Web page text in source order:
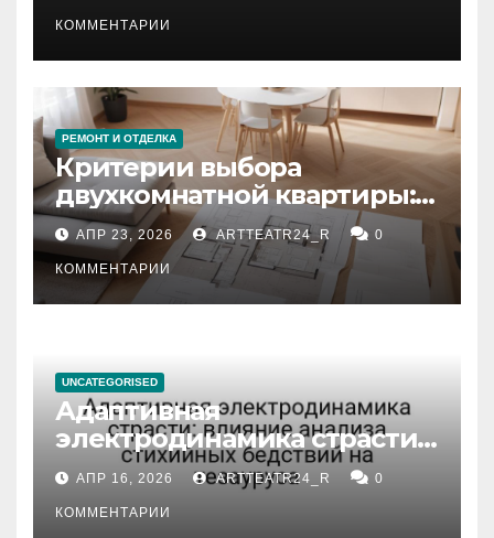
КОММЕНТАРИИ
РЕМОНТ И ОТДЕЛКА
Критерии выбора
двухкомнатной квартиры:
планировка, площадь,
состояние и документация
АПР 23, 2026 ARTTEATR24_R 0
КОММЕНТАРИИ
UNCATEGORISED
Адаптивная
электродинамика страсти:
влияние анализа
стихийных бедствий на
тезауруса
АПР 16, 2026 ARTTEATR24_R 0
КОММЕНТАРИИ